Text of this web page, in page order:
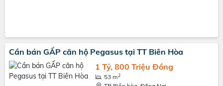
Cần bán GẤP căn hộ Pegasus tại TT Biên Hòa
1 Tỷ, 800 Triệu Đồng
53 m2